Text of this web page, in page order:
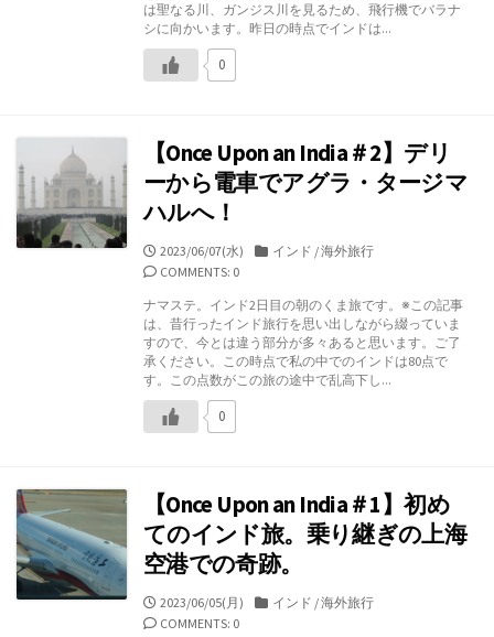
は聖なる川、ガンジス川を見るため、飛行機でバラナ
シに向かいます。昨日の時点でインドは...
0
【Once Upon an India＃2】デリ
ーから電車でアグラ・タージマ
ハルへ！
公
開
2023/06/07(水)
カ
リ
ー
インド /海外旅行
COMMENTS: 0
ナマステ。インド2日目の朝のくま旅です。※この記事
は、昔行ったインド旅行を思い出しながら綴っていま
すので、今とは違う部分が多々あると思います。ご了
承ください。この時点で私の中でのインドは80点で
す。この点数がこの旅の途中で乱高下し...
0
【Once Upon an India＃1】初め
てのインド旅。乗り継ぎの上海
空港での奇跡。
公
開
2023/06/05(月)
カ
インド /海外旅行
COMMENTS: 0